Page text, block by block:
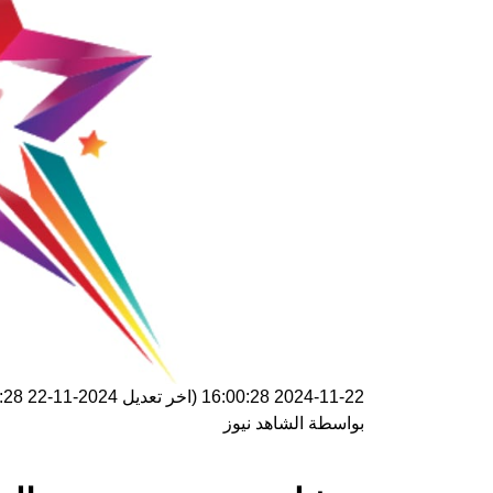
2024-11-22 16:00:28 (اخر تعديل 2024-11-22 16:00:28
بواسطة الشاهد نيوز